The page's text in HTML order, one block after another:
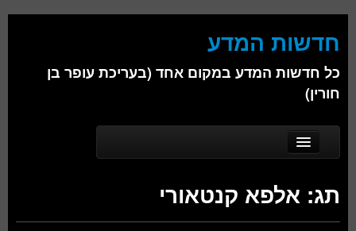
חדשות המדע
כל חדשות המדע במקום אחד (בעריכת עופר בן
חורין)
Main menu
Skip to primary content
Skip to secondary content
אודותתג: אלפא קנטאורי